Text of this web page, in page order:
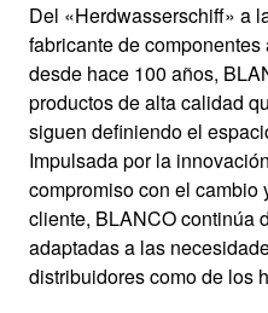
HISTORIA
BLANCO
Un siglo innovando el
cocina.
Del «Herdwasserschiff» a
fabricante de
desde hace 100 años,
productos de alta calidad
siguen definiendo el
Impulsada por la
compromiso con el cambio
cliente, BLANCO continúa
adaptadas a las
distribuidores como de los